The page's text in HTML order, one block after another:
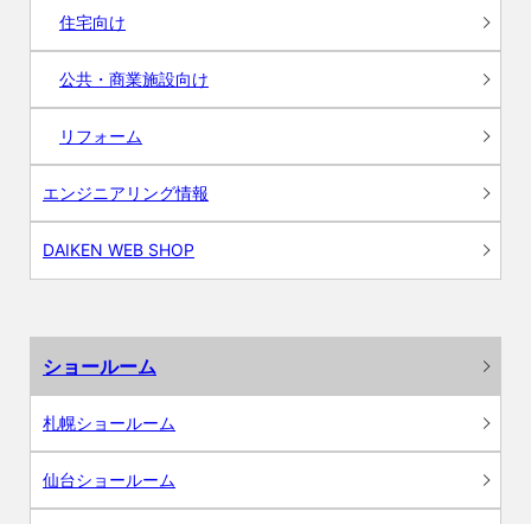
住宅向け
公共・商業施設向け
リフォーム
エンジニアリング情報
DAIKEN WEB SHOP
ショールーム
札幌ショールーム
仙台ショールーム